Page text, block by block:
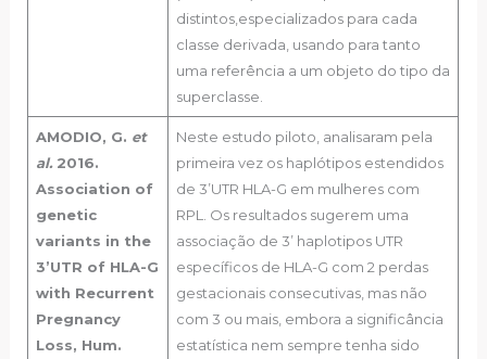
distintos,especializados para cada
classe derivada, usando para tanto
uma referência a um objeto do tipo da
superclasse.
AMODIO, G. et
al. 2016.
Association of
genetic
variants in the
3’UTR of HLA-G
with Recurrent
Pregnancy
Loss, Hum.
Neste estudo piloto, analisaram pela
primeira vez os haplótipos estendidos
de 3’UTR HLA-G em mulheres com
RPL. Os resultados sugerem uma
associação de 3’ haplotipos UTR
específicos de HLA-G com 2 perdas
gestacionais consecutivas, mas não
com 3 ou mais, embora a significância
estatística nem sempre tenha sido